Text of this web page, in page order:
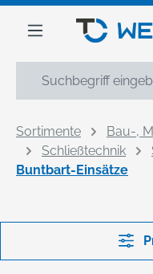
springen
Sortimente
Bau-,
Schließtechnik
Buntbart-Einsätze